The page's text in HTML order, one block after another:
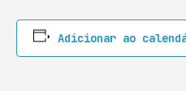
Adicionar ao